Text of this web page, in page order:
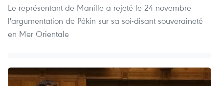
Le représentant de Manille a rejeté le 24 novembre
l'argumentation de Pékin sur sa soi-disant souveraineté
en Mer Orientale